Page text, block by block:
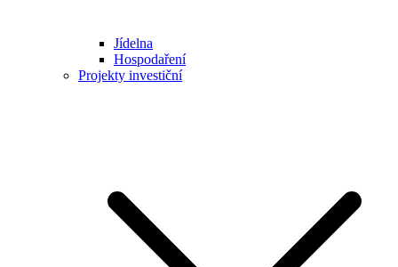
Jídelna
Hospodaření
Projekty investiční